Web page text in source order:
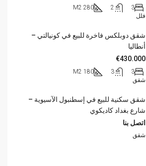
3
2
280 M2
فلل
شقق دوبلكس فاخرة للبيع في كونيالتي –
أنطاليا
€430.000
3
3
180 M2
شقق
شقق سكنية للبيع في إسطنبول الآسيوية –
شارع بغداد كاديكوي
اتصل بنا
شقق